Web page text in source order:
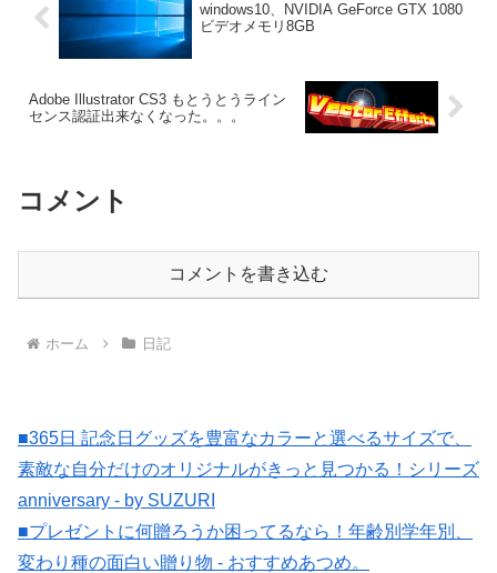
windows10、NVIDIA GeForce GTX 1080
ビデオメモリ8GB
Adobe Illustrator CS3 もとうとうライン
センス認証出来なくなった。。。
コメント
コメントを書き込む
ホーム 日記
■365日 記念日グッズを豊富なカラーと選べるサイズで、
素敵な自分だけのオリジナルがきっと見つかる！シリーズ
anniversary - by SUZURI
■プレゼントに何贈ろうか困ってるなら！年齢別学年別、
変わり種の面白い贈り物 - おすすめあつめ。